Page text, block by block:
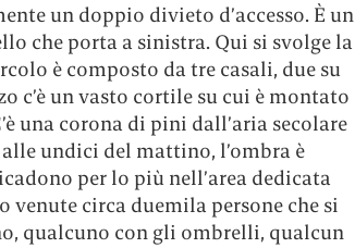
un doppio divieto d’accesso. È un
che porta a sinistra. Qui si svolge la
è composto da tre casali, due su
c’è un vasto cortile su cui è montato
una corona di pini dall’aria secolare
undici del mattino, l’ombra è
per lo più nell’area dedicata
venute circa duemila persone che si
qualcuno con gli ombrelli, qualcun